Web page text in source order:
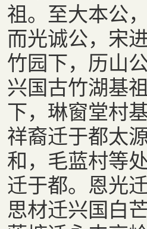
祖。至大本公
而光诚公，宋
竹园下，历山
兴国古竹湖基
下，琳窗堂村
祥裔迁于都太
和，毛蓝村等
迁于都。恩光
思材迁兴国白